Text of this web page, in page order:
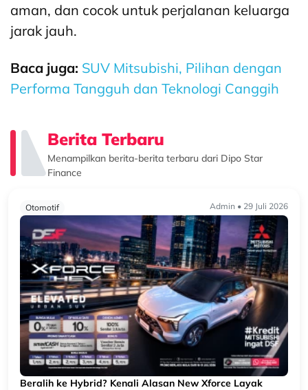
aman, dan cocok untuk perjalanan keluarga
jarak jauh.
Baca juga: SUV Mitsubishi, Pilihan dengan
Performa Tangguh dan Teknologi Canggih
Berita Terbaru
Menampilkan berita-berita terbaru dari Dipo Star
Finance
Otomotif Admin • 29 Juli 2026
ke Hybrid? Kenali Alasan New Xforce Layak